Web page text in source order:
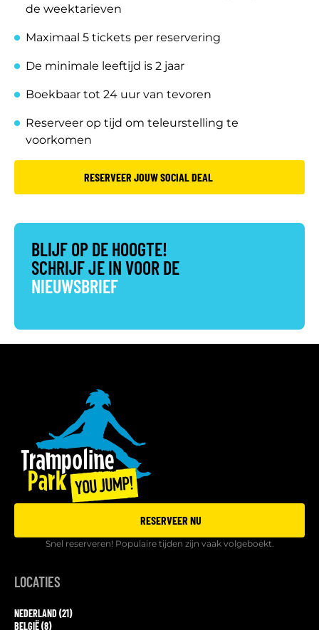
de weektarieven
Maximaal 5 tickets per reservering
De minimale leeftijd is 2 jaar
Boekbaar tot 24 uur van tevoren
Reserveer op tijd om teleurstelling te
voorkomen
RESERVEER JOUW SOCIAL DEAL
BLIJF OP DE HOOGTE!
SCHRIJF JE IN VOOR DE
NIEUWSBRIEF
RESERVEER NU
Snel reserveren! Populaire tijden zijn vaak volgeboekt.
LOCATIES
NEDERLAND (21)
BELGIË (8)